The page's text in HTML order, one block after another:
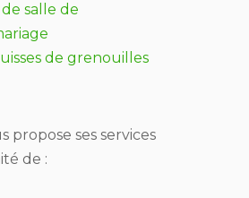
salle de
de grenouilles
propose ses services
de :